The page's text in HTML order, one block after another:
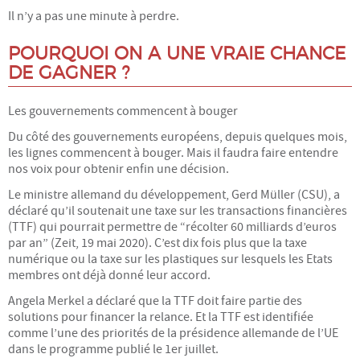
Il n’y a pas une minute à perdre.
POURQUOI ON A UNE VRAIE CHANCE
DE GAGNER ?
Les gouvernements commencent à bouger
Du côté des gouvernements européens, depuis quelques mois,
les lignes commencent à bouger. Mais il faudra faire entendre
nos voix pour obtenir enfin une décision.
Le ministre allemand du développement, Gerd Müller (CSU), a
déclaré qu’il soutenait une taxe sur les transactions financières
(TTF) qui pourrait permettre de “récolter 60 milliards d’euros
par an” (Zeit, 19 mai 2020). C’est dix fois plus que la taxe
numérique ou la taxe sur les plastiques sur lesquels les Etats
membres ont déjà donné leur accord.
Angela Merkel a déclaré que la TTF doit faire partie des
solutions pour financer la relance. Et la TTF est identifiée
comme l’une des priorités de la présidence allemande de l’UE
dans le programme publié le 1er juillet.